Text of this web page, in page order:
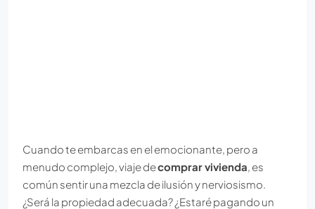
Cuando te embarcas en el emocionante, pero a
menudo complejo, viaje decomprar vivienda , es
común sentir una mezcla de ilusión y nerviosismo.
¿Será la propiedad adecuada? ¿Estaré pagando un